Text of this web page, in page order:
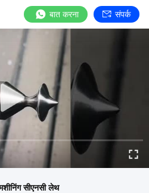
बात करना संपर्क
सीएनसी लेथ